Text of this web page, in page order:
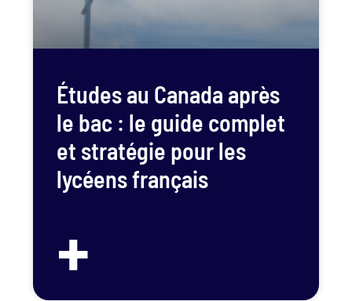
Études au Canada après
le bac : le guide complet
et stratégie pour les
lycéens français
+